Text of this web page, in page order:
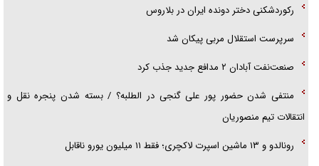
رکوردشکنی دختر دونده ایران در بلاروس
سرپرست استقلال مربی پیکان شد
صنعت‌نفت آبادان ۲ مدافع جدید جذب کرد
منتفی شدن حضور پور علی گنجی در الطلبه؟ / بسته شدن پنجره نقل و
انتقالات تیم منصوریان
رونالدو و ۱۳ ماشین اسپرت لاکچری؛ فقط ۱۱ میلیون یورو ناقابل